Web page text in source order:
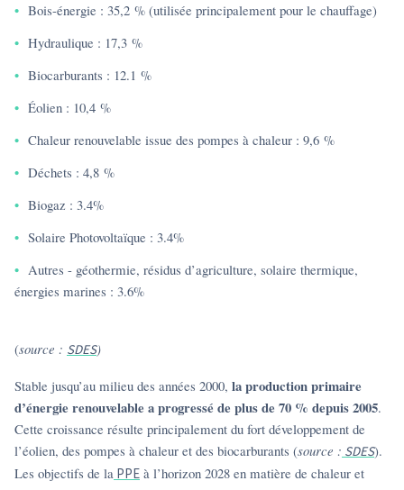
Bois-énergie : 35,2 % (utilisée principalement pour le chauffage)
Hydraulique : 17,3 %
Biocarburants : 12.1 %
Éolien : 10,4 %
Chaleur renouvelable issue des pompes à chaleur : 9,6 %
Déchets : 4,8 %
Biogaz : 3.4%
Solaire Photovoltaïque : 3.4%
Autres - géothermie, résidus d’agriculture, solaire thermique,
énergies marines : 3.6%
(source : SDES)
Stable jusqu’au milieu des années 2000, la production primaire
d’énergie renouvelable a progressé de plus de 70 % depuis 2005.
Cette croissance résulte principalement du fort développement de
l’éolien, des pompes à chaleur et des biocarburants (source : SDES).
Les objectifs de la PPE à l’horizon 2028 en matière de chaleur et